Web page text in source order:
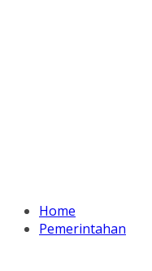
Home
Pemerintahan